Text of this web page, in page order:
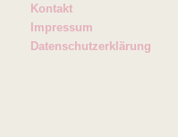
Kontakt
Impressum
Datenschutzerklärung